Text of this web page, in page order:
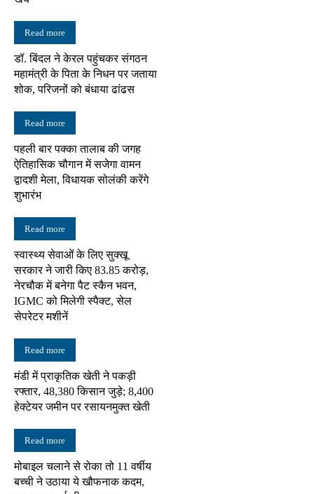
Read more
डॉ. बिंदल ने केरल पहुंचकर संगठन
महामंत्री के पिता के निधन पर जताया
शोक, परिजनों को बंधाया ढांढस
Read more
पहली बार पक्का तालाब की जगह
ऐतिहासिक चौगान में सजेगा वामन
द्वादशी मेला, विधायक सोलंकी करेंगे
शुभारंभ
Read more
स्वास्थ्य सेवाओं के लिए सुक्खू
सरकार ने जारी किए 83.85 करोड़,
नेरचौक में बनेगा पैट स्कैन भवन,
IGMC को मिलेगी स्पैक्ट, सेल
सेपरेटर मशीनें
Read more
मंडी में प्राकृतिक खेती ने पकड़ी
रफ्तार, 48,380 किसान जुड़े; 8,400
हेक्टेयर जमीन पर रसायनमुक्त खेती
Read more
मोबाइल चलाने से रोका तो 11 वर्षीय
बच्ची ने उठाया ये खौफनाक कदम,